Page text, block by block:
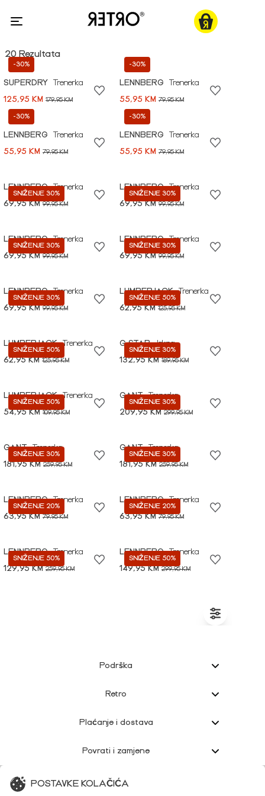
20 Rezultata
-30%
SUPERDRY
Trenerka
125,95 KM 179,95 KM
-30%
LENNBERG
Trenerka
55,95 KM 79,95 KM
-30%
LENNBERG
Trenerka
55,95 KM 79,95 KM
-30%
LENNBERG
Trenerka
55,95 KM 79,95 KM
SNIŽENJE 30%
LENNBERG Trenerka
69,95 KM99,95 KM
SNIŽENJE 30%
LENNBERG Trenerka
69,95 KM99,95 KM
SNIŽENJE 30%
LENNBERG Trenerka
69,95 KM99,95 KM
SNIŽENJE 30%
LENNBERG Trenerka
69,95 KM99,95 KM
SNIŽENJE 30%
LENNBERG Trenerka
69,95 KM99,95 KM
SNIŽENJE 50%
LUMBERJACK Trenerka
62,95 KM125,95 KM
SNIŽENJE 50%
LUMBERJACK Trenerka
62,95 KM125,95 KM
SNIŽENJE 30%
G STAR Jakna
132,95 KM189,95 KM
SNIŽENJE 50%
LUMBERJACK Trenerka
54,95 KM109,95 KM
SNIŽENJE 30%
GANT Trenerka
209,95 KM299,95 KM
SNIŽENJE 30%
GANT Trenerka
181,95 KM259,95 KM
SNIŽENJE 30%
GANT Trenerka
181,95 KM259,95 KM
SNIŽENJE 20%
LENNBERG Trenerka
63,95 KM79,95 KM
SNIŽENJE 20%
LENNBERG Trenerka
63,95 KM79,95 KM
SNIŽENJE 50%
LENNBERG Trenerka
129,95 KM259,95 KM
SNIŽENJE 50%
LENNBERG Trenerka
149,95 KM299,95 KM
Podrška
Retro
Plaćanje i dostava
Povrati i zamjene
Korisnička podrška
POSTAVKE KOLAČIĆA